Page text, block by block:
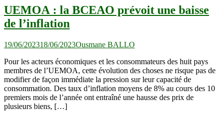
UEMOA : la BCEAO prévoit une baisse
de l’inflation
19/06/202318/06/2023Ousmane BALLO
Pour les acteurs économiques et les consommateurs des huit pays
membres de l’UEMOA, cette évolution des choses ne risque pas de
modifier de façon immédiate la pression sur leur capacité de
consommation. Des taux d’inflation moyens de 8% au cours des 10
premiers mois de l’année ont entraîné une hausse des prix de
plusieurs biens, […]